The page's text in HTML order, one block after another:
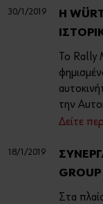
30/1/2019
Η
Το Rally
την
Δείτε
18/1/2019
GROUP
Στα